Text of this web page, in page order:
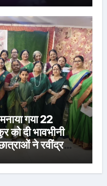
गया 22
को दी भावभीनी
ने रवींद्र